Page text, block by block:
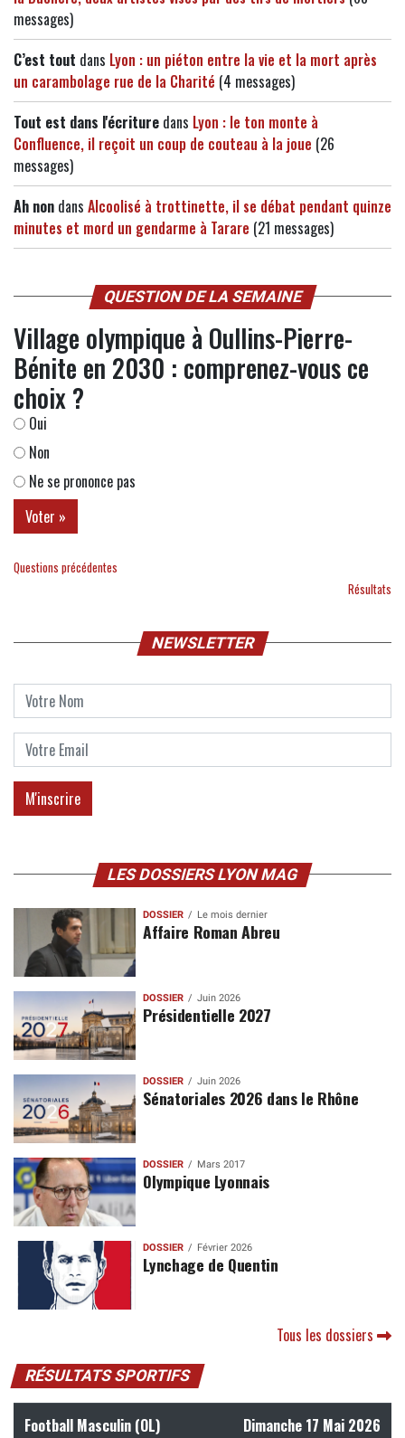
messages)
C’est tout dans Lyon : un piéton entre la vie et la mort après
un carambolage rue de la Charité (4 messages)
Tout est dans l'écriture dans Lyon : le ton monte à
Confluence, il reçoit un coup de couteau à la joue (26
messages)
Ah non dans Alcoolisé à trottinette, il se débat pendant quinze
minutes et mord un gendarme à Tarare (21 messages)
QUESTION DE LA SEMAINE
Village olympique à Oullins-Pierre-
Bénite en 2030 : comprenez-vous ce
choix ?
Oui
Non
Ne se prononce pas
Questions précédentes
Résultats
NEWSLETTER
LES DOSSIERS LYON MAG
DOSSIER Le mois dernier
Affaire Roman Abreu
DOSSIER Juin 2026
Présidentielle 2027
DOSSIER Juin 2026
Sénatoriales 2026 dans le Rhône
DOSSIER Mars 2017
Olympique Lyonnais
DOSSIER Février 2026
Lynchage de Quentin
Tous les dossiers
RÉSULTATS SPORTIFS
Football Masculin (OL) Dimanche 17 Mai 2026